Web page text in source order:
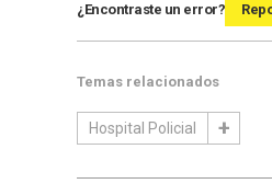
¿Encontraste un error?
Temas relacionados
Hospital Policial